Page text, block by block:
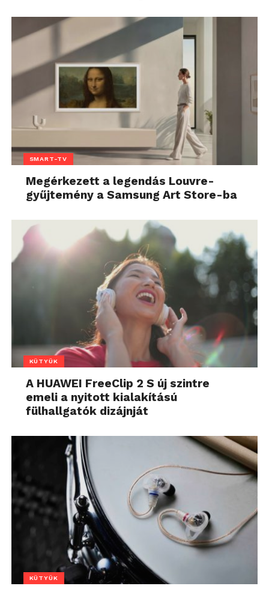
SMART-TV
Megérkezett a legendás Louvre-
gyűjtemény a Samsung Art Store-ba
KÜTYÜK
A HUAWEI FreeClip 2 S új szintre
emeli a nyitott kialakítású
fülhallgatók dizájnját
KÜTYÜK